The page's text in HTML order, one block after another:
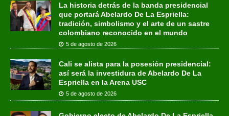
La historia detrás de la banda presidencial
que portará Abelardo De La Espriella:
tradición, simbolismo y el arte de un sastre
colombiano reconocido en el mundo
5 de agosto de 2026
Cali se alista para la posesión presidencial:
así será la investidura de Abelardo De La
Espriella en la Arena USC
5 de agosto de 2026